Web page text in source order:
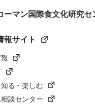
ーマン国際食文化研究セ
報サイト
る・楽しむ
談センター